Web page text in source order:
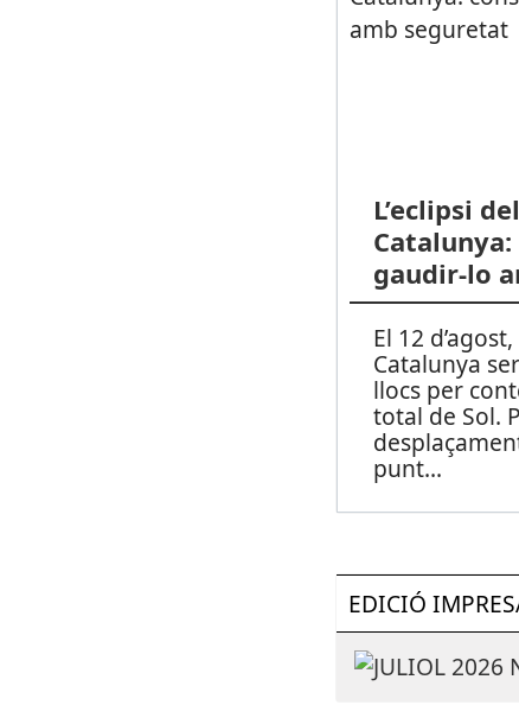
L’eclipsi
gaudir-lo
El 12
Catalunya
llocs per
total de Sol.
punt...
EDICIÓ